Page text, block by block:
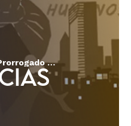
Prorrogado prazo do resultado da 2ª Chamada Pública – Projeto Construindo a Resistência Democrática – 2018.